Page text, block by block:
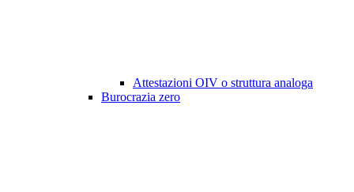
Attestazioni OIV o struttura analoga
Burocrazia zero